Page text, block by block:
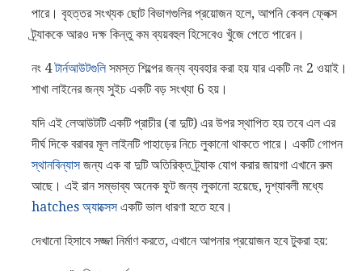
পারে। বৃহত্তর সংখ্যক ছোট বিভাগগুলির প্রয়োজন হলে, আপনি কেবল ফ্লেক্স
ট্র্যাককে আরও দক্ষ কিন্তু কম ব্যয়বহুল হিসেবেও খুঁজে পেতে পারেন।
নং 4টার্নআউটগুলিসমস্ত শিল্পের জন্য ব্যবহার করা হয় যার একটি নং 2 ওয়াই।
শাখা লাইনের জন্য সুইচ একটি বড় সংখ্যা 6 হয়।
যদি এই লেআউটটি একটি প্রাচীর (বা দুটি) এর উপর স্থাপিত হয় তবে এল এর
দীর্ঘ দিকে বরাবর মূল লাইনটি পাহাড়ের নিচে লুকানো থাকতে পারে। একটি গোপন
স্থানবিন্যাসজন্য এক বা দুটি অতিরিক্ত ট্র্যাক যোগ করার জায়গা এখানে রুম
আছে। এই রান সম্ভাব্য অনেক ফুট জন্য লুকানো হয়েছে, দৃশ্যাবলী মধ্যে
hatches অ্যাক্সেসএকটি ভাল ধারণা হতে হবে।
দেখানো হিসাবে সজ্জা নির্মাণ করতে, এখানে আপনার প্রয়োজন হবে টুকরা হয়: